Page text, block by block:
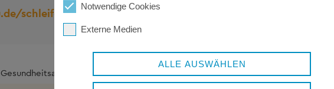
schleife-zeigen
Kontakt auf, wenn Sie als Ansprechperson genannt werden
Notwendige Cookies
Externe Medien
ALLE AUSWÄHLEN